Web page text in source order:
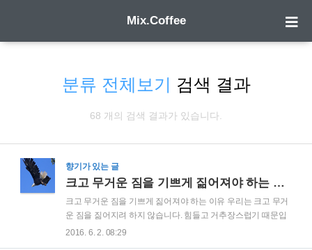
Mix.Coffee
분류 전체보기 검색 결과
68 개의 검색 결과가 있습니다.
향기가 있는 글
크고 무거운 짐을 기쁘게 짊어져야 하는 이유
크고 무거운 짐을 기쁘게 짊어져야 하는 이유 우리는 크고 무거
운 짐을 짊어지려 하지 않습니다. 힘들고 거추장스럽기 때문입
니다. 그러나 무거운 날개를 어깨에 매달고 있기 새가 날 수 있
2016. 6. 2. 08:29